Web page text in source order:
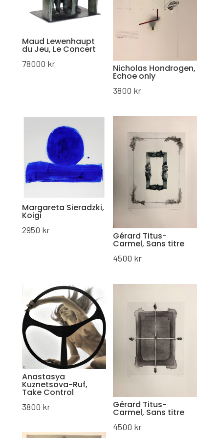
Maud Lewenhaupt
du Jeu, Le Concert
78000 kr Nicholas Hondrogen,
Echoe only
3800 kr
Margareta Sieradzki,
Koigi
2950 kr
Gérard Titus-
Carmel, Sans titre
4500 kr
Anastasya
Kuznetsova-Ruf,
Take Control
3800 kr Gérard Titus-
Carmel, Sans titre
4500 kr